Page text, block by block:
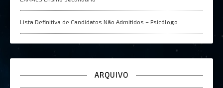
Lista Definitiva de Candidatos Não Admitidos – Psicólogo
ARQUIVO